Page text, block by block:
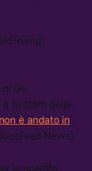
un
twittare della
è andato in
News)
lo sceriffo